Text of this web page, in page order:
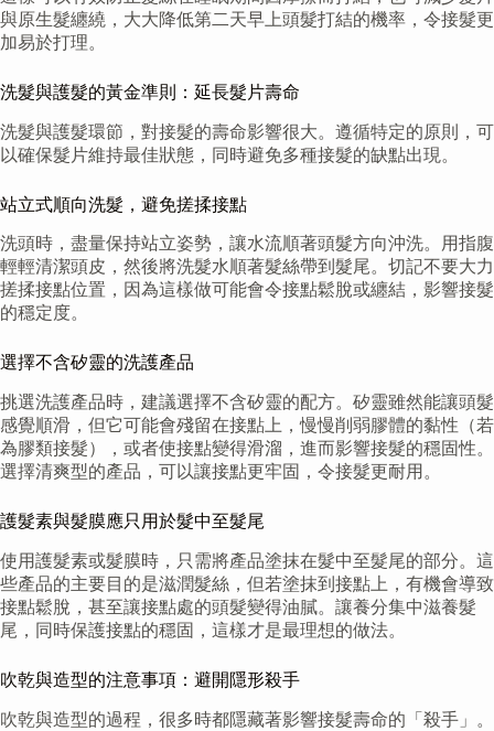
與原生髮纏繞，大大降低第二天早上頭髮打結的機率，令接髮更
加易於打理。
洗髮與護髮的黃金準則：延長髮片壽命
洗髮與護髮環節，對接髮的壽命影響很大。遵循特定的原則，可
以確保髮片維持最佳狀態，同時避免多種接髮的缺點出現。
站立式順向洗髮，避免搓揉接點
洗頭時，盡量保持站立姿勢，讓水流順著頭髮方向沖洗。用指腹
輕輕清潔頭皮，然後將洗髮水順著髮絲帶到髮尾。切記不要大力
搓揉接點位置，因為這樣做可能會令接點鬆脫或纏結，影響接髮
的穩定度。
選擇不含矽靈的洗護產品
挑選洗護產品時，建議選擇不含矽靈的配方。矽靈雖然能讓頭髮
感覺順滑，但它可能會殘留在接點上，慢慢削弱膠體的黏性（若
為膠類接髮），或者使接點變得滑溜，進而影響接髮的穩固性。
選擇清爽型的產品，可以讓接點更牢固，令接髮更耐用。
護髮素與髮膜應只用於髮中至髮尾
使用護髮素或髮膜時，只需將產品塗抹在髮中至髮尾的部分。這
些產品的主要目的是滋潤髮絲，但若塗抹到接點上，有機會導致
接點鬆脫，甚至讓接點處的頭髮變得油膩。讓養分集中滋養髮
尾，同時保護接點的穩固，這樣才是最理想的做法。
吹乾與造型的注意事項：避開隱形殺手
吹乾與造型的過程，很多時都隱藏著影響接髮壽命的「殺手」。